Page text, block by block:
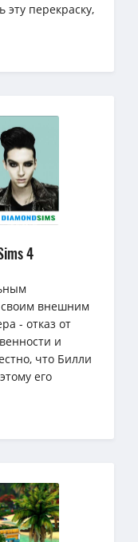
эту перекраску,
4
внешним
- отказ от
и
что Билли
его